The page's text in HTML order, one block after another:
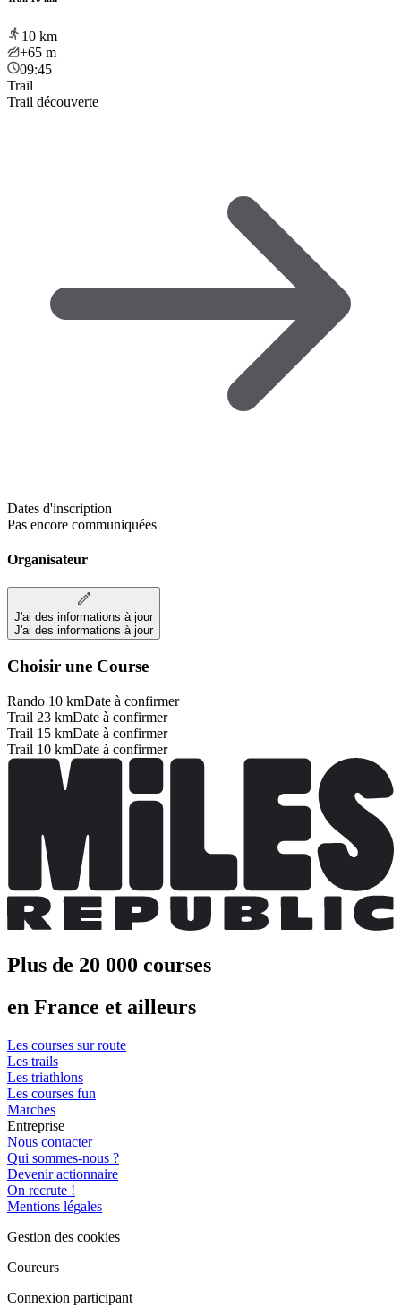
10 km
+65 m
09:45
Trail
Trail découverte
Dates d'inscription
Pas encore communiquées
Organisateur
J'ai des informations à jour
J'ai des informations à jour
Choisir une Course
Rando 10 kmDate à confirmer
Trail 23 kmDate à confirmer
Trail 15 kmDate à confirmer
Trail 10 kmDate à confirmer
Plus de 20 000 courses
en France et ailleurs
Les courses sur route
Les trails
Les triathlons
Les courses fun
Marches
Entreprise
Nous contacter
Qui sommes-nous ?
Devenir actionnaire
On recrute !
Mentions légales
Gestion des cookies
Coureurs
Connexion participant